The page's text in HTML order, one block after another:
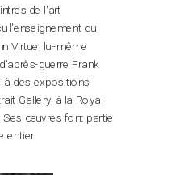
de l'art
l'enseignement du
Virtue, lui-même
guerre Frank
à des expositions
Gallery, à la Royal
Ses œuvres font partie
entier.